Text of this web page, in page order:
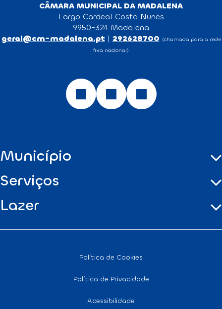
CÂMARA MUNICIPAL DA MADALENA
Largo Cardeal Costa Nunes
9950-324 Madalena
geral@cm-madalena.pt | 292628700 (chamada para a rede
fixa nacional)
Município
Serviços
Lazer
Política de Cookies
Política de Privacidade
Acessibilidade